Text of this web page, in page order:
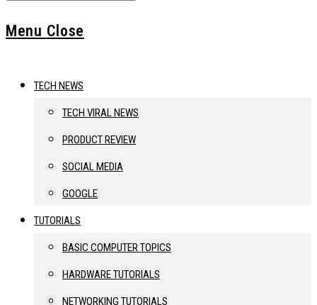
Menu Close
TECH NEWS
TECH VIRAL NEWS
PRODUCT REVIEW
SOCIAL MEDIA
GOOGLE
TUTORIALS
BASIC COMPUTER TOPICS
HARDWARE TUTORIALS
NETWORKING TUTORIALS